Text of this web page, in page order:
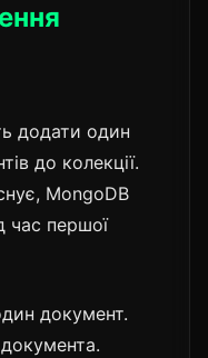
додати один
до колекції.
MongoDB
час першої
документ.